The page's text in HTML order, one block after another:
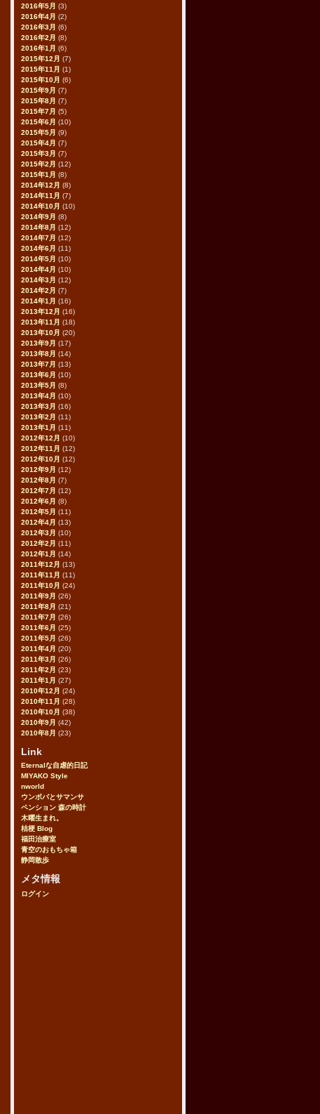
2016年5月 (3)
2016年4月 (2)
2016年3月 (6)
2016年2月 (8)
2016年1月 (6)
2015年12月 (7)
2015年11月 (1)
2015年10月 (6)
2015年9月 (7)
2015年8月 (7)
2015年7月 (5)
2015年6月 (10)
2015年5月 (9)
2015年4月 (7)
2015年3月 (7)
2015年2月 (12)
2015年1月 (8)
2014年12月 (8)
2014年11月 (7)
2014年10月 (10)
2014年9月 (8)
2014年8月 (12)
2014年7月 (12)
2014年6月 (11)
2014年5月 (10)
2014年4月 (10)
2014年3月 (12)
2014年2月 (7)
2014年1月 (16)
2013年12月 (16)
2013年11月 (18)
2013年10月 (20)
2013年9月 (17)
2013年8月 (14)
2013年7月 (13)
2013年6月 (10)
2013年5月 (8)
2013年4月 (10)
2013年3月 (16)
2013年2月 (11)
2013年1月 (11)
2012年12月 (10)
2012年11月 (12)
2012年10月 (12)
2012年9月 (12)
2012年8月 (7)
2012年7月 (12)
2012年6月 (8)
2012年5月 (11)
2012年4月 (13)
2012年3月 (10)
2012年2月 (11)
2012年1月 (14)
2011年12月 (13)
2011年11月 (11)
2011年10月 (24)
2011年9月 (26)
2011年8月 (21)
2011年7月 (26)
2011年6月 (25)
2011年5月 (26)
2011年4月 (20)
2011年3月 (26)
2011年2月 (23)
2011年1月 (27)
2010年12月 (24)
2010年11月 (28)
2010年10月 (38)
2010年9月 (42)
2010年8月 (23)
Link
Eternalな自虐的日記
MIYAKO Style
nworld
ウンボバとサマンサ
ペンション 森の時計
木曜生まれ。
桔梗 Blog
福田治療室
青空のおもちゃ箱
静岡散歩
メタ情報
ログイン